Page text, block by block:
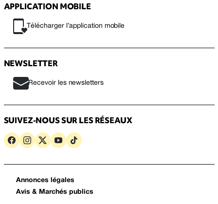
APPLICATION MOBILE
Télécharger l’application mobile
NEWSLETTER
Recevoir les newsletters
SUIVEZ-NOUS SUR LES RÉSEAUX
Annonces légales
Avis & Marchés publics